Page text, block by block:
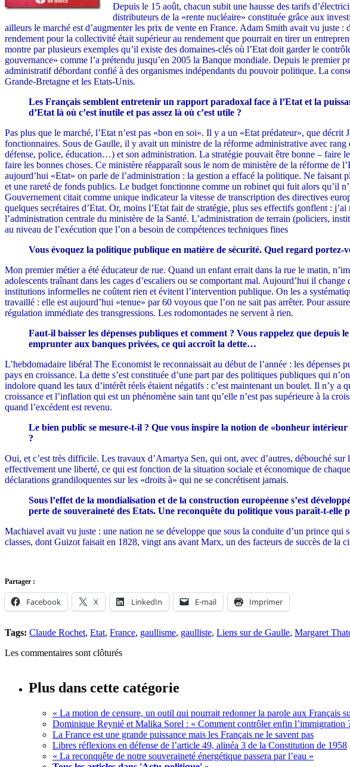
Depuis le 15 août, chacun subit une hausse des tarifs
distributeurs de la «rente nucléaire» constituée grâce aux
ailleurs le marché est d’augmenter les prix de vente en France. Adam Smith avait vu
rendement pour la collectivité était supérieur au rendement que pourrait en tirer un
montre par plusieurs exemples qu’il existe des domaines-clés où l’Etat doit garder le
gouvernance» comme l’a prétendu jusqu’en 2005 la Banque mondiale. Depuis le
administratif débordant confié à des organismes indépendants du pouvoir politique. La
Grande-Bretagne et les Etats-Unis.
Les Français semblent entretenir un rapport paradoxal face à l’Etat et la
d’Etat là où c’est inutile et pas assez là où c’est utile ?
Pas plus que le marché, l’Etat n’est pas «bon en soi». Il y a un «Etat prédateur», que
fonctionnaires. Sous de Gaulle, il y avait un ministre de la réforme administrative avec
défense, police, éducation…) et son administration. La stratégie pouvait être bonne – faire
faire les bonnes choses. Ce ministère réapparaît sous le nom de ministère de la réforme de
aujourd’hui «Etat» on parle de l’administration : la gestion a effacé la politique. Ne faisant
et une rareté de fonds publics. Le budget fonctionne comme un robinet qui fuit alors qu’il
Gouvernement citait comme unique indicateur la vitesse de transcription des directives
quelques secrétaires d’Etat. Or, moins l’Etat fait de stratégie, plus ses effectifs gonflent :
l’administration centrale du ministère de la Santé. L’administration de terrain (policiers,
au niveau de l’exécution que l’on a besoin de compétences techniques fines
Vous évoquez la politique publique en matière de sécurité. Quel regard portez-
Mon premier métier a été éducateur de rue. Quand un enfant errait dans la rue le matin,
adolescents traînant dans les cages d’escaliers ou se comportant mal. Aujourd’hui il
institutions informelles ne coûtent rien et évitent l’intervention publique. On les a
travaillé : elle est aujourd’hui «tenue» par 60 voyous que l’on ne sait pas arrêter. Pour
régulation immédiate des transgressions. Les rodomontades ne servent à rien.
Faut-il baisser les dépenses publiques et comment ? Vous rappelez que
emprunter aux banques privées, ce qui accroît la dette…
L’hebdomadaire libéral The Economist le reconnaissait au début de l’année : les
pays en croissance. La dette s’est constituée d’une part par des politiques publiques qui
indolore quand les taux d’intérêt réels étaient négatifs : c’est maintenant un boulet. Il n’y
croissance et l’inflation qui est un phénomène sain tant qu’elle n’est pas supérieure à la
quand l’excédent est revenu.
Le bien public se mesure-t-il ? Que vous inspire la notion de «bonheur
?
Oui, et c’est très difficile. Les travaux d’Amartya Sen, qui ont, avec d’autres, débouché
effectivement une liberté, ce qui est fonction de la situation sociale et économique de
déclarations grandiloquentes sur les «droits à» qui ne se concrétisent jamais.
Sous l’effet de la mondialisation et de la construction européenne s’est
perte de souveraineté des Etats. Une reconquête du politique vous paraît-t-elle
Machiavel avait vu juste : une nation ne se développe que sous la conduite d’un prince
classes, dont Guizot faisait en 1828, vingt ans avant Marx, un des facteurs de succès de
Partager :
Facebook X LinkedIn E-mail Imprimer
Tags: Claude Rochet, Etat, France, gaullisme, gaulliste, Liens sur de Gaulle, Margaret
Les commentaires sont clôturés
Plus dans cette catégorie
« La motion de censure, un outil qui pourrait redonner la parole aux Français
Dominique Reynié et Malika Sorel : « Comment contrôler enfin l’immigration
La France est une grande puissance mais les Français ne le savent pas
Libres réflexions en défense de l’article 49, alinéa 3 de la Constitution de 1958
« La reconquête de notre souveraineté énergétique passera par l’eau »